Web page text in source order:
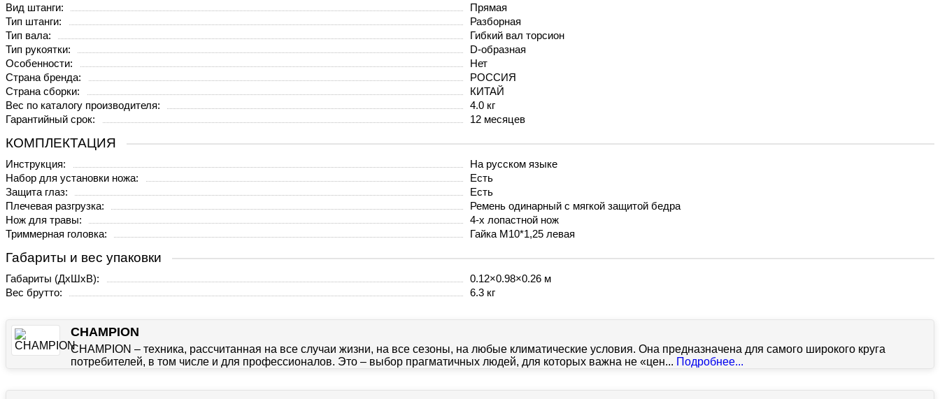
Вид штанги:
Прямая
Тип штанги:
Разборная
Тип вала:
Гибкий вал торсион
Тип рукоятки:
D-образная
Особенности:
Нет
Страна бренда:
РОССИЯ
Страна сборки:
КИТАЙ
Вес по каталогу производителя:
4.0 кг
Гарантийный срок:
12 месяцев
КОМПЛЕКТАЦИЯ
Инструкция:
На русском языке
Набор для установки ножа:
Есть
Защита глаз:
Есть
Плечевая разгрузка:
Ремень одинарный с мягкой защитой бедра
Нож для травы:
4-х лопастной нож
Триммерная головка:
Гайка M10*1,25 левая
Габариты и вес упаковки
Габариты (ДхШхВ):
0.12×0.98×0.26 м
Вес брутто:
6.3 кг
CHAMPION
CHAMPION – техника, рассчитанная на все случаи жизни, на все сезоны, на любые климатические условия. Она предназначена для самого широкого круга
потребителей, в том числе и для профессионалов. Это – выбор прагматичных людей, для которых важна не «цен... Подробнее...